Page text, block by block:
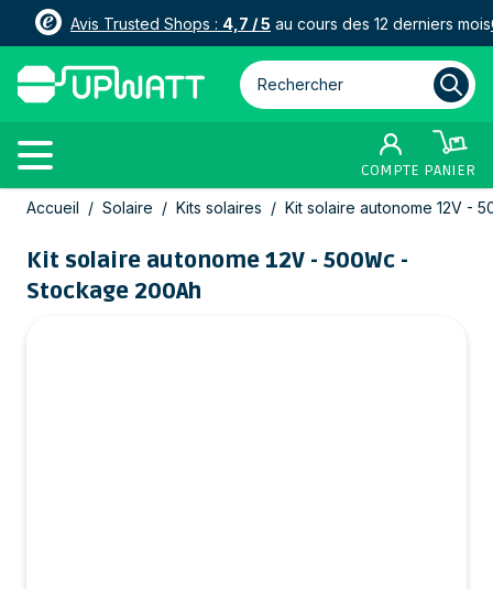
Avis Trusted Shops : 4,7 / 5 au cours des 12 derniers mois
Rechercher parmi plus de
COMPTE PANIER
Allez au contenu
Accueil / Solaire / Kits solaires / Kit solaire autonome 12V -
Kit solaire autonome 12V - 500Wc -
Stockage 200Ah